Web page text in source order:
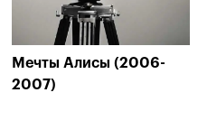
Мечты Алисы (2006-
2007)